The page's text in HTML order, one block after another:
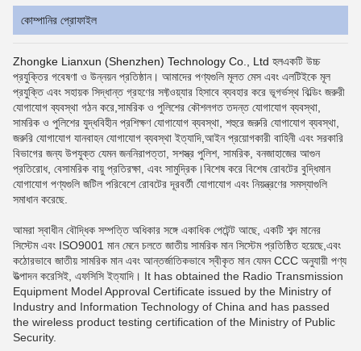
কোম্পানির প্রোফাইল
Zhongke Lianxun (Shenzhen) Technology Co., Ltd হলএকটি উচ্চ
প্রযুক্তির গবেষণা ও উন্নয়ন প্রতিষ্ঠান। আমাদের পণ্যগুলি মূলত মেস এবং এলটিইকে মূল
প্রযুক্তি এবং সহায়ক সিদ্ধান্ত গ্রহণের সফ্টওয়্যার হিসাবে ব্যবহার করে ভূগর্ভস্থ বিল্ডিং জরুরী
যোগাযোগ ব্যবস্থা গঠন করে,সামরিক ও পুলিশের কৌশলগত তদন্ত যোগাযোগ ব্যবস্থা,
সামরিক ও পুলিশের যুদ্ধবিহীন প্রশিক্ষণ যোগাযোগ ব্যবস্থা, শহুরে জরুরি যোগাযোগ ব্যবস্থা,
জরুরি যোগাযোগ যানবাহন যোগাযোগ ব্যবস্থা ইত্যাদি,আইন প্রয়োগকারী বাহিনী এবং সরকারি
বিভাগের জন্য উপযুক্ত যেমন জননিরাপত্তা, সশস্ত্র পুলিশ, সামরিক, বনজাহাজের আগুন
প্রতিরোধ, বেসামরিক বায়ু প্রতিরক্ষা, এবং সামুদ্রিক।বিশেষ করে বিশেষ রোবটের বুদ্ধিমান
যোগাযোগ পণ্যগুলি জটিল পরিবেশে রোবটের দূরবর্তী যোগাযোগ এবং নিয়ন্ত্রণের সমস্যাগুলি
সমাধান করেছে.
আমরা স্বাধীন বৌদ্ধিক সম্পত্তি অধিকার সঙ্গে একাধিক পেটেন্ট আছে, একটি শব্দ মানের
সিস্টেম এবং ISO9001 মান মেনে চলতে জাতীয় সামরিক মান সিস্টেম প্রতিষ্ঠিত হয়েছে,এবং
কঠোরভাবে জাতীয় সামরিক মান এবং আন্তর্জাতিকভাবে স্বীকৃত মান যেমন CCC অনুযায়ী পণ্য
উত্পাদন করেসিই, এফসিসি ইত্যাদি। It has obtained the Radio Transmission
Equipment Model Approval Certificate issued by the Ministry of
Industry and Information Technology of China and has passed
the wireless product testing certification of the Ministry of Public
Security.